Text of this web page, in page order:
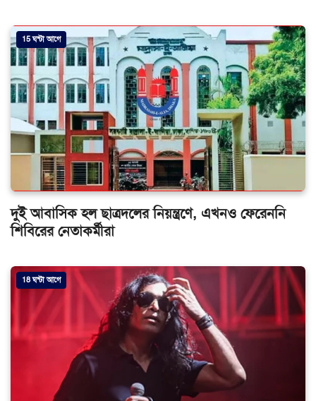
15 ঘন্টা আগে
দুই আবাসিক হল ছাত্রদলের নিয়ন্ত্রণে, এখনও ফেরেননি
শিবিরের নেতাকর্মীরা
18 ঘন্টা আগে